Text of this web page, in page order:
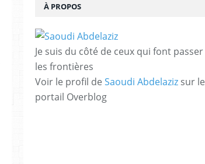
À PROPOS
Je suis du côté de ceux qui font passer
les frontières
Voir le profil de Saoudi Abdelaziz sur le
portail Overblog